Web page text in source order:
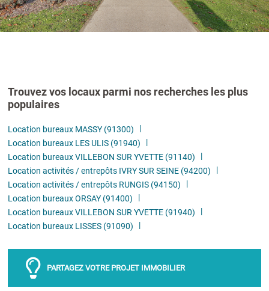
Trouvez vos locaux parmi nos recherches les plus
populaires
Location bureaux MASSY (91300)
Location bureaux LES ULIS (91940)
Location bureaux VILLEBON SUR YVETTE (91140)
Location activités / entrepôts IVRY SUR SEINE (94200)
Location activités / entrepôts RUNGIS (94150)
Location bureaux ORSAY (91400)
Location bureaux VILLEBON SUR YVETTE (91940)
Location bureaux LISSES (91090)
PARTAGEZ VOTRE PROJET IMMOBILIER